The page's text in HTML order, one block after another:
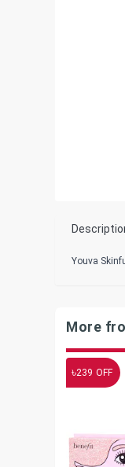
Youva
More
৳239 OFF